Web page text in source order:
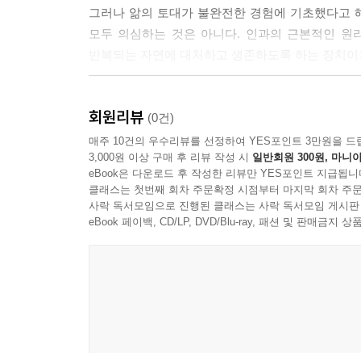
--- p.135
더 큰 힘을 논증한다.
--- p.147~148
어떤 사람이 두 당구공의 충돌에 의해서와 같이,
할 수 없었고, 단지 그것이 다른 사건과 결합되어
것들이 결속되어 있다고 공언한다. 어떤 변화가
그러나 앎의 토대가 불완전한 경험에 기초했다고
모두 의심하는 것은 아니다. 인과의 근본적인
경험에 기초하면서 누구보다도 삶과 동떨어지지
작업이다.
개념의 결을 살린 번역과 풍부한 해설로 만나는 흄
오랫동안 흄 철학을 연구하고 강의해 온 옮긴이
회원리뷰 (0건)
매주 10건의 우수리뷰를 선정하여 YES포인트 3만원을 드
3,000원 이상 구매 후 리뷰 작성 시 일반회원 300원, 마니
eBook은 다운로드 후 작성한 리뷰만 YES포인트 지급됩니
클래스는 첫번째 회차 주문확정 시점부터 마지막 회차 주
사락 독서모임으로 진행된 클래스는 사락 독서모임 게시
eBook 페이백, CD/LP, DVD/Blu-ray, 패션 및 판매금지 상